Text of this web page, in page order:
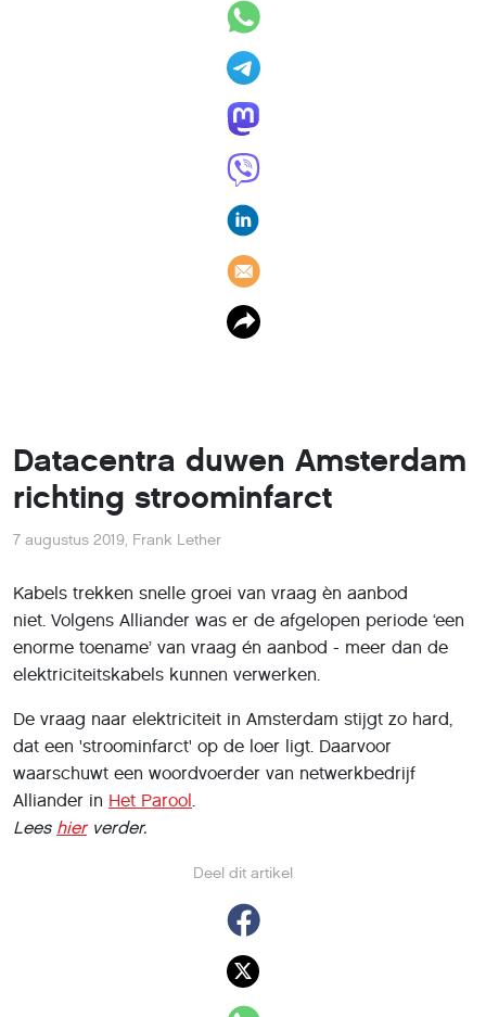
Datacentra duwen Amsterdam
richting stroominfarct
Deel dit artikel
7 augustus 2019, Frank Lether
Kabels trekken snelle groei van vraag èn aanbod
niet. Volgens Alliander was er de afgelopen periode ‘een
enorme toename’ van vraag én aanbod - meer dan de
elektriciteitskabels kunnen verwerken.
De vraag naar elektriciteit in Amsterdam stijgt zo hard,
dat een 'stroominfarct' op de loer ligt. Daarvoor
waarschuwt een woordvoerder van netwerkbedrijf
Alliander in Het Parool.
Lees hierverder.